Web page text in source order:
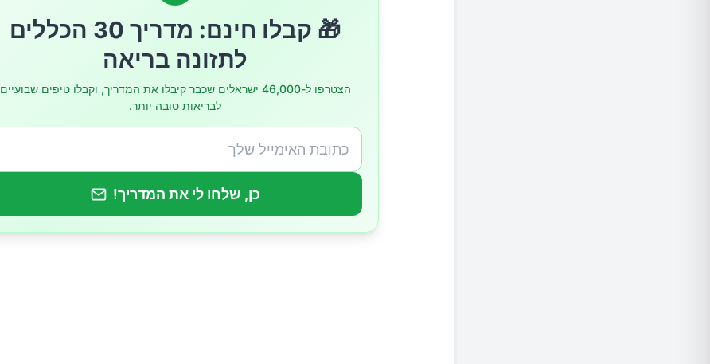
מהן אפשרויות הטיפול בשעורה?
טיפולים ביתיים פשוטים לשעורה
🎁 קבלו חינם: מדריך 30 הכללים
לתזונה בריאה
הצטרפו ל-46,000 ישראלים שכבר קיבלו את המדריך, וקבלו טיפים שבועיים
לבריאות טובה יותר.
כן, שלחו לי את המדריך!